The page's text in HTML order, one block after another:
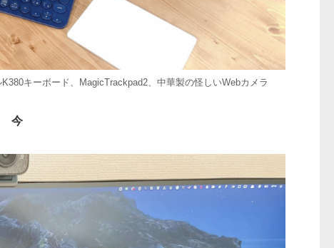
キーボード、MagicTrackpad2、中華製の怪しいWebカメラ
今